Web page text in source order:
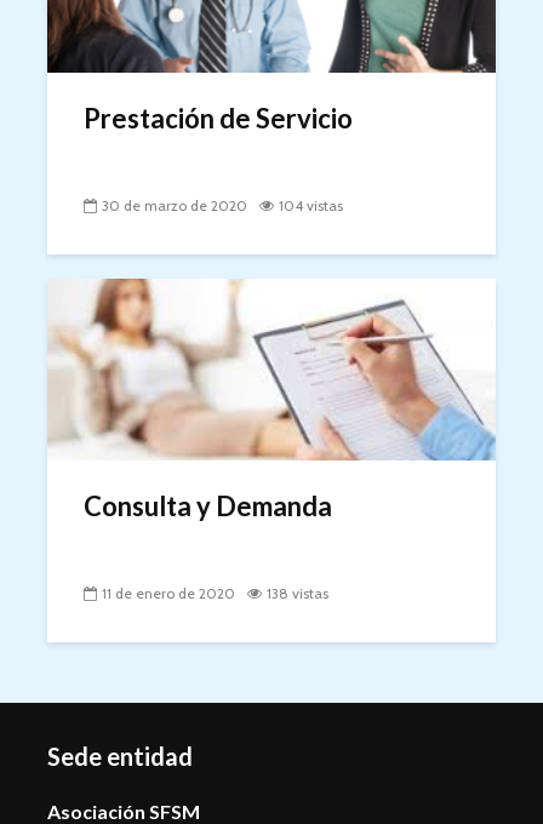
Prestación de Servicio
30 de marzo de 2020 104 vistas
Consulta y Demanda
11 de enero de 2020 138 vistas
Sede entidad
Asociación SFSM